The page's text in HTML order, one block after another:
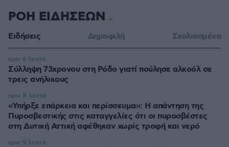
ΡΟΗ ΕΙΔΗΣΕΩΝ
Ειδήσεις Δημοφιλή Σχολιασμένα
Σύλληψη 73χρονου στη Ρόδο γιατί πούλησε αλκοόλ σε
τρεις ανήλικους
πριν 6 λεπτά
«Υπήρξε επάρκεια και περίσσευμα»: Η απάντηση της
Πυροσβεστικής στις καταγγελίες ότι οι πυροσβέστες
στη Δυτική Αττική αφέθηκαν χωρίς τροφή και νερό
πριν 8 λεπτά
πριν 9 λεπτά